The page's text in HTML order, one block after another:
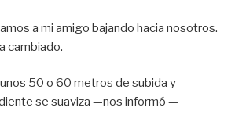
a mi amigo bajando hacia nosotros.
cambiado.
50 o 60 metros de subida y
se suaviza —nos informó —